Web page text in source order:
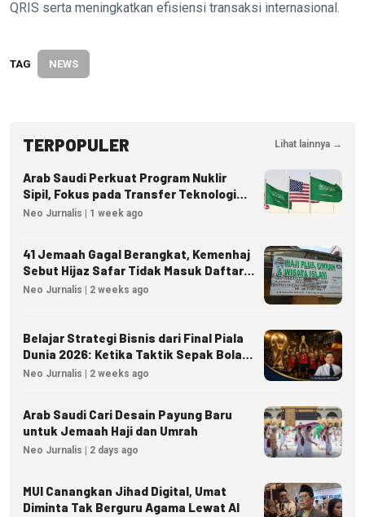
QRIS serta meningkatkan efisiensi transaksi internasional.
TAG NEWS
TERPOPULER Lihat lainnya →
Arab Saudi Perkuat Program Nuklir
Sipil, Fokus pada Transfer Teknologi
dan Kedaulatan Energi
Neo Jurnalis | 1 week ago
41 Jemaah Gagal Berangkat, Kemenhaj
Sebut Hijaz Safar Tidak Masuk Daftar
Resmi PPIU
Neo Jurnalis | 2 weeks ago
Belajar Strategi Bisnis dari Final Piala
Dunia 2026: Ketika Taktik Sepak Bola
Menjadi Inspirasi Kesuksesan Bisnis
Neo Jurnalis | 2 weeks ago
Arab Saudi Cari Desain Payung Baru
untuk Jemaah Haji dan Umrah
Neo Jurnalis | 2 days ago
MUI Canangkan Jihad Digital, Umat
Diminta Tak Berguru Agama Lewat AI